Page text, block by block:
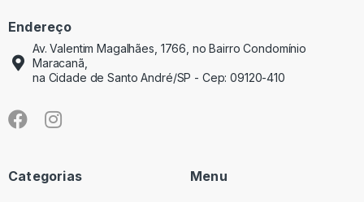
Endereço
Av. Valentim Magalhães, 1766, no Bairro Condomínio
Maracanã,
na Cidade de Santo André/SP - Cep: 09120-410
Categorias Menu